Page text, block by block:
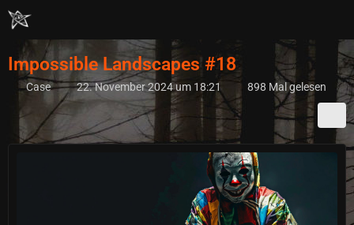
Impossible Landscapes #18
Case 22. November 2024 um 18:21 898 Mal gelesen